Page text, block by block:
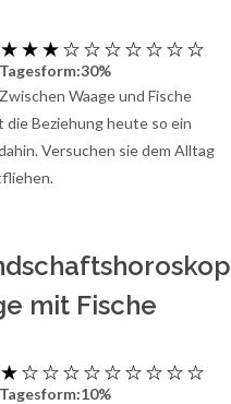
Tagesform:30%
Zwischen Waage und Fische
die Beziehung heute so ein
Versuchen sie dem Alltag
mit Fische
Tagesform:10%